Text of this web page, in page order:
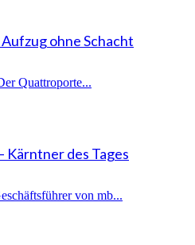
ohne Schacht
Quattroporte...
Kärntner des Tages
von mb...